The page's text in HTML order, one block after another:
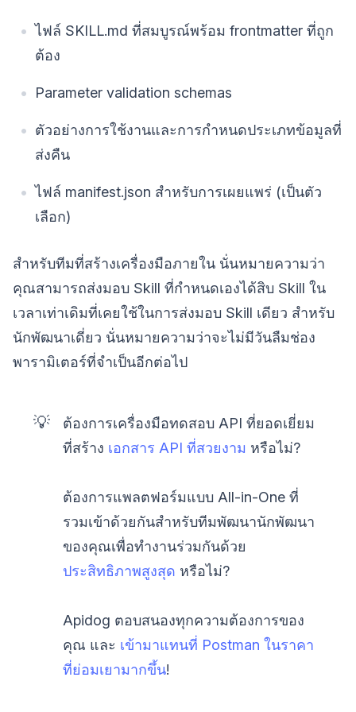
ไฟล์ SKILL.md ที่สมบูรณ์พร้อม frontmatter ที่ถูก
ต้อง
Parameter validation schemas
ตัวอย่างการใช้งานและการกำหนดประเภทข้อมูลที่
ส่งคืน
ไฟล์ manifest.json สำหรับการเผยแพร่ (เป็นตัว
เลือก)
สำหรับทีมที่สร้างเครื่องมือภายใน นั่นหมายความว่า
คุณสามารถส่งมอบ Skill ที่กำหนดเองได้สิบ Skill ใน
เวลาเท่าเดิมที่เคยใช้ในการส่งมอบ Skill เดียว สำหรับ
นักพัฒนาเดี่ยว นั่นหมายความว่าจะไม่มีวันลืมช่อง
พารามิเตอร์ที่จำเป็นอีกต่อไป
💡
ต้องการเครื่องมือทดสอบ API ที่ยอดเยี่ยม
ที่สร้าง เอกสาร API ที่สวยงาม หรือไม่?
ต้องการแพลตฟอร์มแบบ All-in-One ที่
รวมเข้าด้วยกันสำหรับทีมพัฒนานักพัฒนา
ของคุณเพื่อทำงานร่วมกันด้วย
ประสิทธิภาพสูงสุด หรือไม่?
Apidog ตอบสนองทุกความต้องการของ
คุณ และ เข้ามาแทนที่ Postman ในราคา
ที่ย่อมเยามากขึ้น!